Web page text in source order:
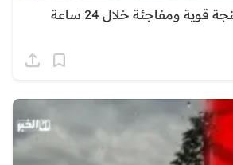
لماذا كانت أمطار طنجة قوية ومفاجئة خلال 24 ساعة